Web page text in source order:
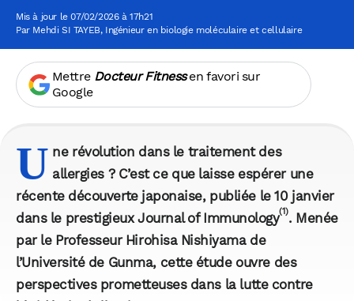
Mis à jour le 07/02/2026 à 17h21
Par Mehdi SI TAYEB, Ingénieur en biologie moléculaire et cellulaire
Mettre Docteur Fitnessen favori sur
Google
U ne révolution dans le traitement des
allergies ? C’est ce que laisse espérer une
récente découverte japonaise, publiée le 10 janvier
dans le prestigieux Journal of Immunology(1). Menée
par le Professeur Hirohisa Nishiyama de
l’Université de Gunma, cette étude ouvre des
perspectives prometteuses dans la lutte contre